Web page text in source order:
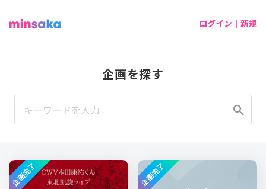
ログイン｜新規
企画を探す
search
企画完了 企画完了